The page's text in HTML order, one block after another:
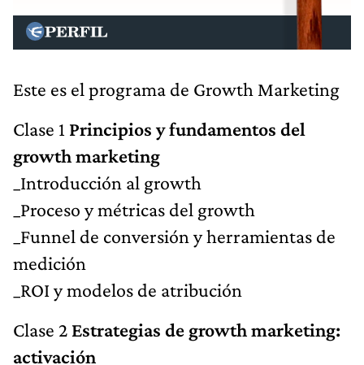
Este es el programa de Growth Marketing
Clase 1 Principios y fundamentos del
growth marketing
_Introducción al growth
_Proceso y métricas del growth
_Funnel de conversión y herramientas de
medición
_ROI y modelos de atribución
Clase 2 Estrategias de growth marketing:
activación